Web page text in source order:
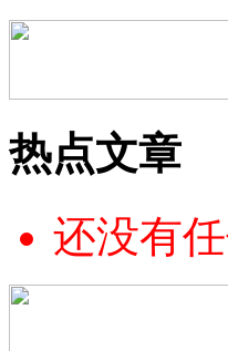
热点文章
还没有